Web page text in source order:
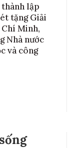
lập
tặng Giải
Minh,
Nhà nước
và công